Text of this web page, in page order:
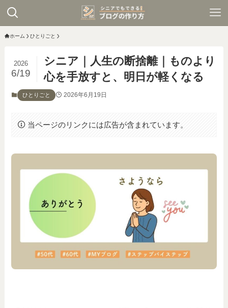
ホーム ひとりごと
シニア｜人生の断捨離｜ものより
心を手放すと、明日が軽くなる
2026
6/19
ひとりごと 2026年6月19日
当ページのリンクには広告が含まれています。